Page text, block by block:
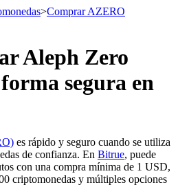
>Comprar AZERO
Aleph Zero
segura en
es rápido y seguro cuando se utiliza
de confianza. En Bitrue, puede
con una compra mínima de 1 USD,
criptomonedas y múltiples opciones